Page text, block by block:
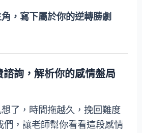
，寫下屬於你的逆轉勝劇
諮詢，解析你的感情盤局
了，時間拖越久，挽回難度
們，讓老師幫你看看這段感情